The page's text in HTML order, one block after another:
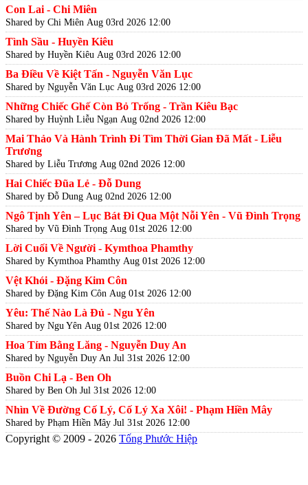
Con Lai - Chi Miên
Shared by Chi Miên Aug 03rd 2026 12:00
Tình Sầu - Huyền Kiêu
Shared by Huyền Kiêu Aug 03rd 2026 12:00
Ba Điều Về Kiệt Tấn - Nguyễn Văn Lục
Shared by Nguyễn Văn Lục Aug 03rd 2026 12:00
Những Chiếc Ghế Còn Bỏ Trống - Trần Kiêu Bạc
Shared by Huỳnh Liễu Ngạn Aug 02nd 2026 12:00
Mai Thảo Và Hành Trình Đi Tìm Thời Gian Đã Mất - Liễu
Trương
Shared by Liễu Trương Aug 02nd 2026 12:00
Hai Chiếc Đũa Lẻ - Đỗ Dung
Shared by Đỗ Dung Aug 02nd 2026 12:00
Ngô Tịnh Yên – Lục Bát Đi Qua Một Nỗi Yên - Vũ Đình Trọng
Shared by Vũ Đình Trọng Aug 01st 2026 12:00
Lời Cuối Về Người - Kymthoa Phamthy
Shared by Kymthoa Phamthy Aug 01st 2026 12:00
Vệt Khói - Đặng Kim Côn
Shared by Đặng Kim Côn Aug 01st 2026 12:00
Yêu: Thế Nào Là Đủ - Ngu Yên
Shared by Ngu Yên Aug 01st 2026 12:00
Hoa Tím Bằng Lăng - Nguyễn Duy An
Shared by Nguyễn Duy An Jul 31st 2026 12:00
Buồn Chi Lạ - Ben Oh
Shared by Ben Oh Jul 31st 2026 12:00
Nhìn Về Đường Cố Lý, Cố Lý Xa Xôi! - Phạm Hiền Mây
Shared by Phạm Hiền Mây Jul 31st 2026 12:00
Copyright © 2009 - 2026 Tống Phước Hiệp